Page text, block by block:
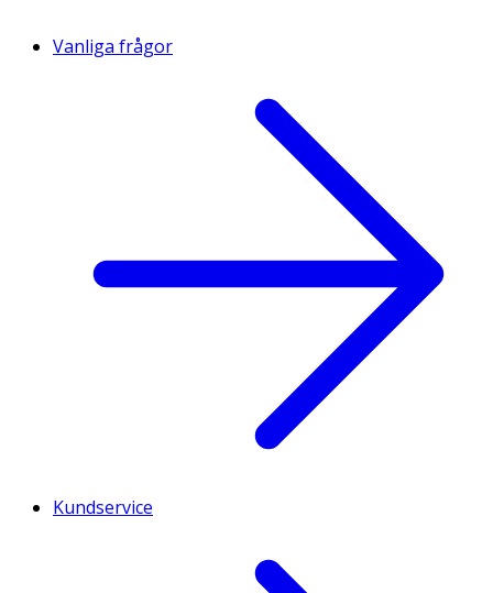
Vanliga frågor
Kundservice